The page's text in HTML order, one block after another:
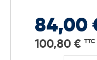
84,00
100,80 € TTC